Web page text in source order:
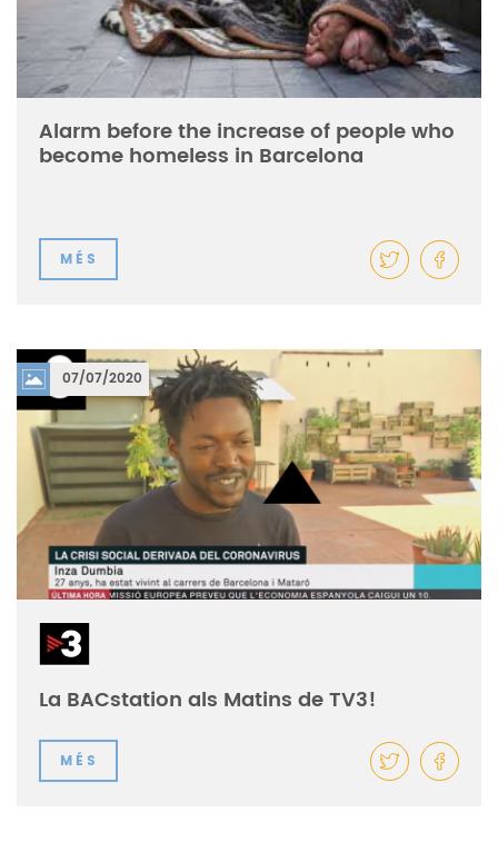
Alarm before the increase of people who
become homeless in Barcelona
MÉS
07/07/2020
La BACstation als Matins de TV3!
MÉS